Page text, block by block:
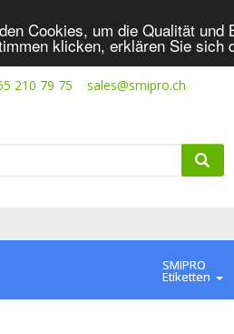
Cookies, um die Qualität
klicken, erklären Sie sich
210 79 75 sales@smipro.ch
SMIPRO
Etiketten